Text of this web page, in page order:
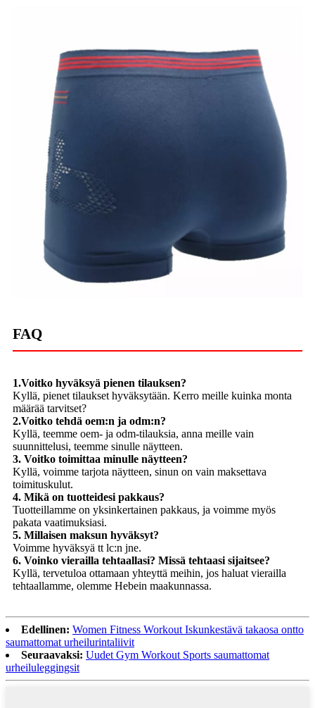
FAQ
1.Voitko hyväksyä pienen tilauksen?
Kyllä, pienet tilaukset hyväksytään. Kerro meille kuinka monta
määrää tarvitset?
2.Voitko tehdä oem:n ja odm:n?
Kyllä, teemme oem- ja odm-tilauksia, anna meille vain
suunnittelusi, teemme sinulle näytteen.
3. Voitko toimittaa minulle näytteen?
Kyllä, voimme tarjota näytteen, sinun on vain maksettava
toimituskulut.
4. Mikä on tuotteidesi pakkaus?
Tuotteillamme on yksinkertainen pakkaus, ja voimme myös
pakata vaatimuksiasi.
5. Millaisen maksun hyväksyt?
Voimme hyväksyä tt lc:n jne.
6. Voinko vierailla tehtaallasi? Missä tehtaasi sijaitsee?
Kyllä, tervetuloa ottamaan yhteyttä meihin, jos haluat vierailla
tehtaallamme, olemme Hebein maakunnassa.
Edellinen: Women Fitness Workout Iskunkestävä takaosa ontto
saumattomat urheilurintaliivit
Seuraavaksi: Uudet Gym Workout Sports saumattomat
urheiluleggingsit